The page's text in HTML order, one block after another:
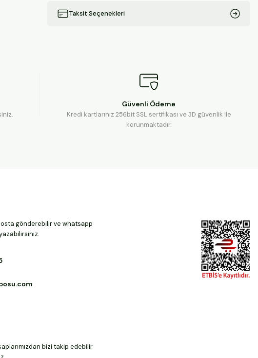
Taksit Seçenekleri
Güvenli Ödeme
Kredi kartlarınız 256bit SSL sertifikası ve 3D güvenlik ile
korunmaktadır.
gönderebilir ve whatsapp
bizi takip edebilir